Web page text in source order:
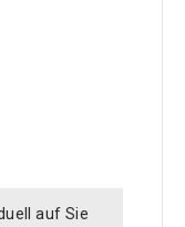
auf Sie